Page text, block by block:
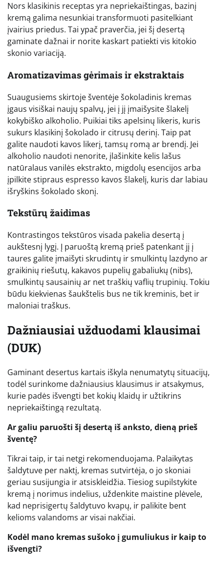
Nors klasikinis receptas yra nepriekaištingas, bazinį
kremą galima nesunkiai transformuoti pasitelkiant
įvairius priedus. Tai ypač praverčia, jei šį desertą
gaminate dažnai ir norite kaskart patiekti vis kitokio
skonio variaciją.
Aromatizavimas gėrimais ir ekstraktais
Suaugusiems skirtoje šventėje šokoladinis kremas
įgaus visiškai naujų spalvų, jei į jį įmaišysite šlakelį
kokybiško alkoholio. Puikiai tiks apelsinų likeris, kuris
sukurs klasikinį šokolado ir citrusų derinį. Taip pat
galite naudoti kavos likerį, tamsų romą ar brendį. Jei
alkoholio naudoti nenorite, įlašinkite kelis lašus
natūralaus vanilės ekstrakto, migdolų esencijos arba
įpilkite stipraus espresso kavos šlakelį, kuris dar labiau
išryškins šokolado skonį.
Tekstūrų žaidimas
Kontrastingos tekstūros visada pakelia desertą į
aukštesnį lygį. Į paruoštą kremą prieš patenkant jį į
taures galite įmaišyti skrudintų ir smulkintų lazdyno ar
graikinių riešutų, kakavos pupelių gabaliukų (nibs),
smulkintų sausainių ar net traškių vaflių trupinių. Tokiu
būdu kiekvienas šaukštelis bus ne tik kreminis, bet ir
maloniai traškus.
Dažniausiai užduodami klausimai
(DUK)
Gaminant desertus kartais iškyla nenumatytų situacijų,
todėl surinkome dažniausius klausimus ir atsakymus,
kurie padės išvengti bet kokių klaidų ir užtikrins
nepriekaištingą rezultatą.
Ar galiu paruošti šį desertą iš anksto, dieną prieš
šventę?
Tikrai taip, ir tai netgi rekomenduojama. Palaikytas
šaldytuve per naktį, kremas sutvirtėja, o jo skoniai
geriau susijungia ir atsiskleidžia. Tiesiog supilstykite
kremą į norimus indelius, uždenkite maistine plėvele,
kad neprisigertų šaldytuvo kvapų, ir palikite bent
kelioms valandoms ar visai nakčiai.
Kodėl mano kremas sušoko į gumuliukus ir kaip to
išvengti?